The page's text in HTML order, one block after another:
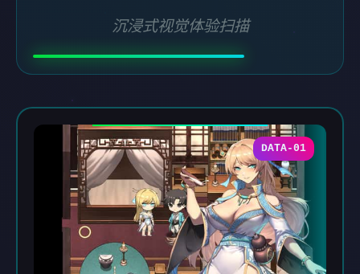
沉浸式视觉体验扫描
DATA-01